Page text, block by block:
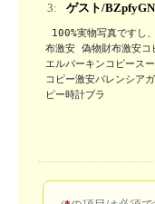
3: ゲスト/
布激安 偽物財布激安
エルバーキンコピース
コピー激安バレンシア
ピー時計ブラ